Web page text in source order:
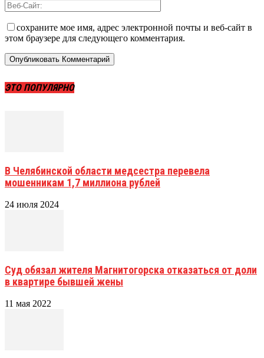
сохраните мое имя, адрес электронной почты и веб-сайт в
этом браузере для следующего комментария.
ЭТО ПОПУЛЯРНО
В Челябинской области медсестра перевела
мошенникам 1,7 миллиона рублей
24 июля 2024
Суд обязал жителя Магнитогорска отказаться от доли
в квартире бывшей жены
11 мая 2022